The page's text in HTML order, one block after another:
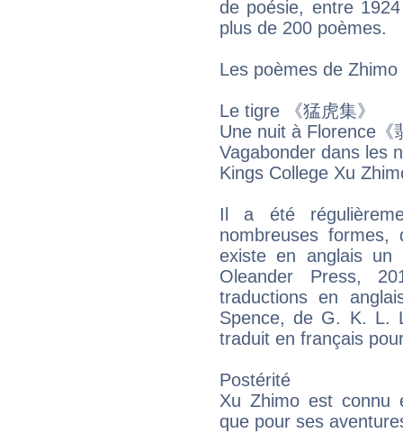
de poésie, entre
plus de 200 poèmes.
Les poèmes de
Le tigre 《猛虎集》
Une nuit à Florence《
Vagabonder dans les
Kings College Xu
Il a été
nombreuses formes,
existe en anglais un
Oleander Press,
traductions en
Spence, de G. K. L.
traduit en français
Postérité
Xu Zhimo est connu
que pour ses